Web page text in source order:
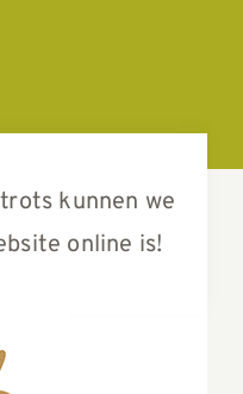
kunnen we
online is!